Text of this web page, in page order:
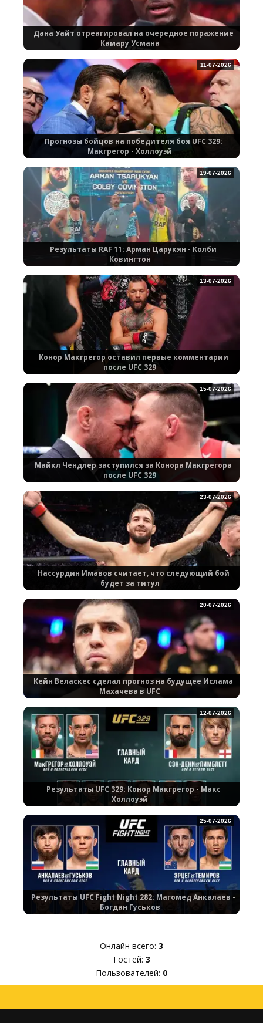
Дана Уайт отреагировал на очередное поражение
Камару Усмана
Прогнозы бойцов на победителя боя UFC 329:
Макгрегор - Холлоуэй
11-07-2026
Результаты RAF 11: Арман Царукян - Колби
Ковингтон
19-07-2026
Конор Макгрегор оставил первые комментарии
после UFC 329
13-07-2026
Майкл Чендлер заступился за Конора Макгрегора
после UFC 329
15-07-2026
Нассурдин Имавов считает, что следующий бой
будет за титул
23-07-2026
Кейн Веласкес сделал прогноз на будущее Ислама
Махачева в UFC
20-07-2026
Результаты UFC 329: Конор Макгрегор - Макс
Холлоуэй
12-07-2026
Результаты UFC Fight Night 282: Магомед Анкалаев -
Богдан Гуськов
25-07-2026
Онлайн всего: 3
Гостей: 3
Пользователей: 0